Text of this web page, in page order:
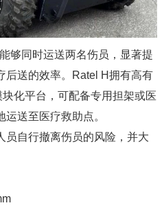
够同时运送两名伤员，显著提
后送的效率。Ratel H拥有高有
化平台，可配备专用担架或医
送至医疗救助点。
员自行撤离伤员的风险，并大